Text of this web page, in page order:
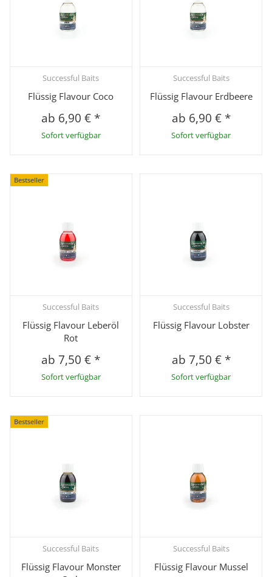
Successful Baits
Flüssig Flavour Coco
ab 6,90 € *
Sofort verfügbar
Successful Baits
Flüssig Flavour Erdbeere
ab 6,90 € *
Sofort verfügbar
Bestseller
Successful Baits
Flüssig Flavour Leberöl
Rot
ab7,50 € *
Sofort verfügbar
Successful Baits
Flüssig Flavour Lobster
ab 7,50 € *
Sofort verfügbar
Bestseller
Successful Baits
Flüssig Flavour Monster
Successful Baits
Flüssig Flavour Mussel